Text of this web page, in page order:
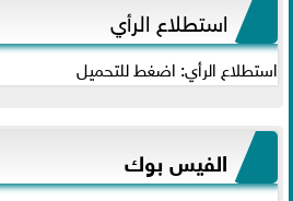
استطلاع الرأي
استطلاع الرأي: اضغط للتحميل
الفيس بوك